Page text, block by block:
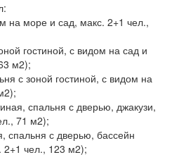
на море и сад, макс. 2+1 чел.,
гостиной, с видом на сад и
м2);
с зоной гостиной, с видом на
спальня с дверью, джакузи,
71 м2);
спальня с дверью, бассейн
2+1 чел., 123 м2);